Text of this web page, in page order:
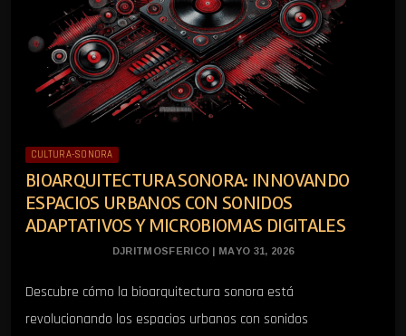
CULTURA-SONORA
BIOARQUITECTURA SONORA: INNOVANDO
ESPACIOS URBANOS CON SONIDOS
ADAPTATIVOS Y MICROBIOMAS DIGITALES
DJRITMOSFERICO | MAYO 31, 2026
Descubre cómo la bioarquitectura sonora está
revolucionando los espacios urbanos con sonidos